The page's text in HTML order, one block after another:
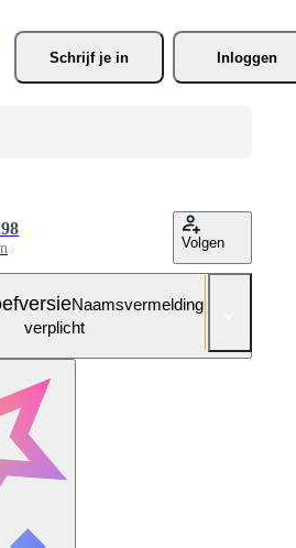
Schrijf je in Inloggen
Volgen
Naamsvermelding niet
verplicht